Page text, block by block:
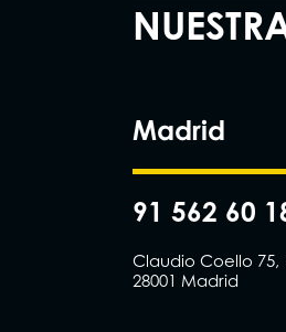
Madrid
91 562 60
Claudio Coello 75,
28001 Madrid